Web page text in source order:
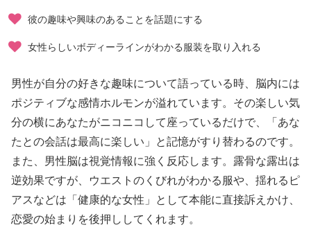
彼の趣味や興味のあることを話題にする
女性らしいボディーラインがわかる服装を取り入れる
男性が自分の好きな趣味について語っている時、脳内には
ポジティブな感情ホルモンが溢れています。その楽しい気
分の横にあなたがニコニコして座っているだけで、「あな
たとの会話は最高に楽しい」と記憶がすり替わるのです。
また、男性脳は視覚情報に強く反応します。露骨な露出は
逆効果ですが、ウエストのくびれがわかる服や、揺れるピ
アスなどは「健康的な女性」として本能に直接訴えかけ、
恋愛の始まりを後押ししてくれます。